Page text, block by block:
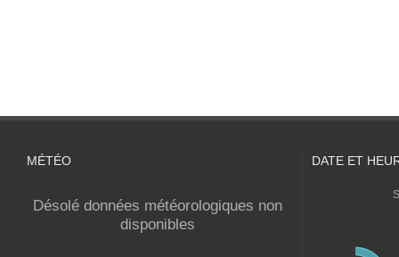
MÉTÉO
Désolé données météorologiques non
disponibles
DATE ET